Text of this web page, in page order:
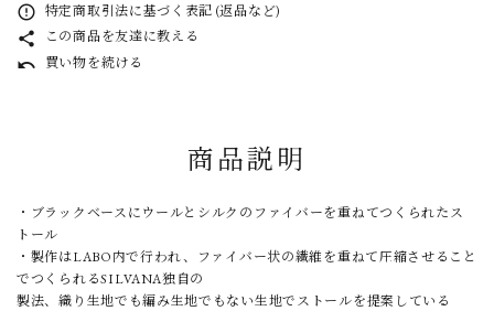
error_outline 特定商取引法に基づく表記 (返品など)
share この商品を友達に教える
undo 買い物を続ける
商品説明
・ブラックベースにウールとシルクのファイバーを重ねてつくられたス
トール
・製作はLABO内で行われ、ファイバー状の繊維を重ねて圧縮させること
でつくられるSILVANA独自の
製法、織り生地でも編み生地でもない生地でストールを提案している